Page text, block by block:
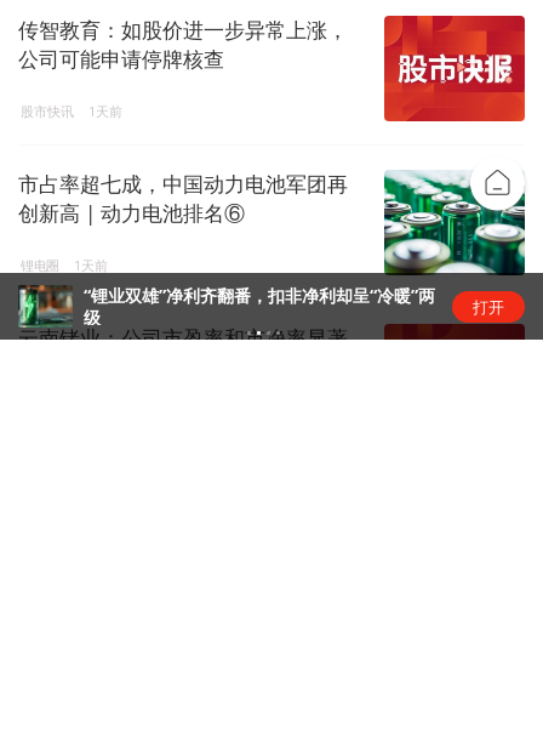
传智教育：如股价进一步异常上涨，
公司可能申请停牌核查
股市快讯 1天前
市占率超七成，中国动力电池军团再
创新高 | 动力电池排名⑥
锂电圈 1天前
云南锗业：公司市盈率和市净率显著
扣非净利却呈“冷暖”两
深科技(000021.SZ)：
7.56亿元、同比较去
打开